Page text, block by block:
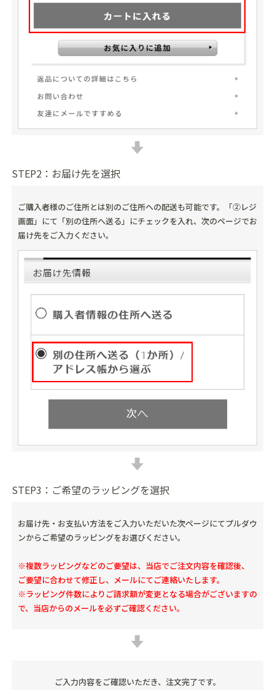
STEP2：お届け先を選択
ご購入者様のご住所とは別のご住所への配送も可能です。「②レジ
画面」にて「別の住所へ送る」にチェックを入れ、次のページでお
届け先をご入力ください。
STEP3：ご希望のラッピングを選択
お届け先・お支払い方法をご入力いただいた次ページにてプルダウ
ンからご希望のラッピングをお選びください。
※複数ラッピングなどのご要望は、当店でご注文内容を確認後、
ご要望に合わせて修正し、メールにてご連絡いたします。
※ラッピング件数によりご請求額が変更となる場合がございますの
で、当店からのメールを必ずご確認ください。
ご入力内容をご確認いただき、注文完了です。